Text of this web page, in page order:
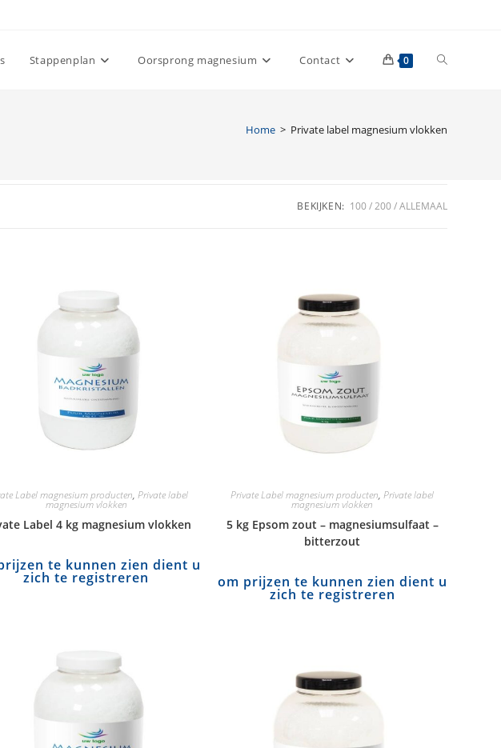
Stappenplan Oorsprong magnesium Contact 0 Toggle
Home > Private label magnesium vlokken
BEKIJKEN: 100 200 ALLEMAAL
Label magnesium producten, Private label
magnesium vlokken
Label 4 kg magnesium vlokken
te kunnen zien dient u
zich te registreren
Private Label magnesium producten,Private label
magnesium vlokken
5 kg Epsom zout – magnesiumsulfaat –
bitterzout
om prijzen te kunnen zien dient u
zich te registreren